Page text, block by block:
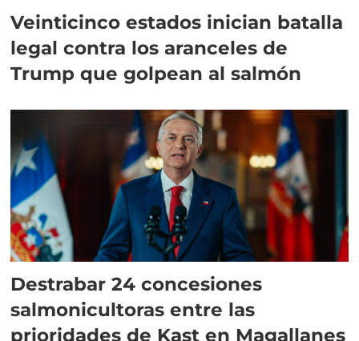
Veinticinco estados inician batalla
legal contra los aranceles de
Trump que golpean al salmón
Destrabar 24 concesiones
salmonicultoras entre las
prioridades de Kast en Magallanes